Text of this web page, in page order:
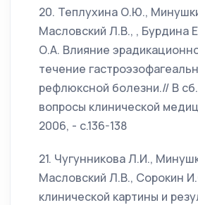
20. Теплухина О.Ю.,
Масловский Л.В., , Бурдина
О.А. Влияние
течение
рефлюксной болезни.// В
вопросы клинической
2006, - с.136-138
21. Чугунникова Л.И.,
Масловский Л.В., Сорокин
клинической картины и